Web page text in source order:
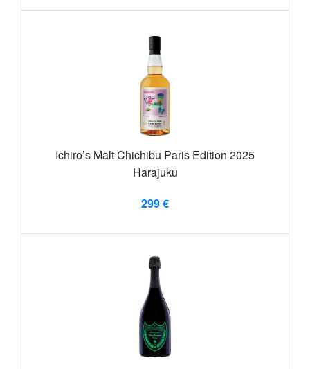
Ichiro’s Malt Chichibu Paris Edition 2025
Harajuku
299 €